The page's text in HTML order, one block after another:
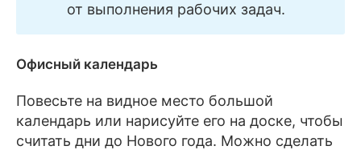
от выполнения рабочих задач.
Офисный календарь
Повесьте на видное место большой
календарь или нарисуйте его на доске, чтобы
считать дни до Нового года. Можно сделать